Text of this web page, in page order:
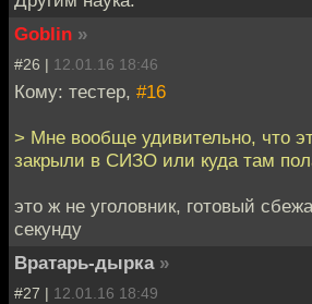
Goblin »
#26 | 12.01.16 18:46
Кому: тестер, #16
> Мне вообще удивительно, что
закрыли в СИЗО или куда там
это ж не уголовник, готовый
секунду
Вратарь-дырка »
#27 | 12.01.16 18:49